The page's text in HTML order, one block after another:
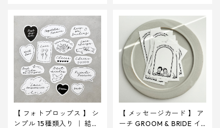
【 フォトプロップス 】 シ
ンプル 15種類入り ｜ 結婚
【 メッセージカード 】 ア
ーチ GROOM & BRIDE イ